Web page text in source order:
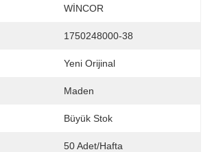
WİNCOR
1750248000-38
Yeni Orijinal
Maden
Büyük Stok
50 Adet/hafta